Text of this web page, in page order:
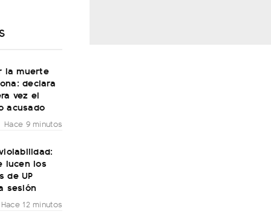
la muerte
declara
vez el
acusado
Hace 9 minutos
lucen los
de UP
sesión
Hace 12 minutos